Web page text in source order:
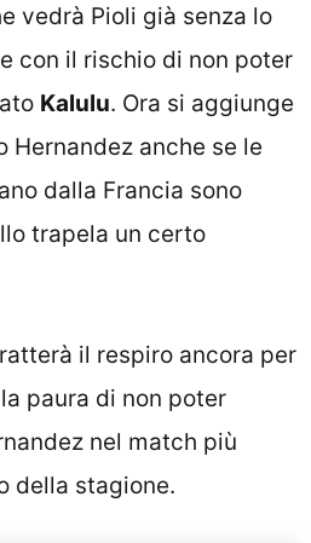
vedrà Pioli già senza lo
e con il rischio di non poter
Kalulu. Ora si aggiunge
Hernandez anche se le
dalla Francia sono
trapela un certo
il respiro ancora per
paura di non poter
nel match più
della stagione.